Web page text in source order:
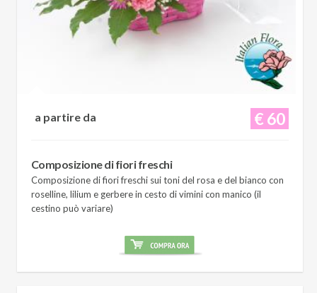
€ 60
a partire da
Composizione di fiori freschi
Composizione di fiori freschi sui toni del rosa e del bianco con
roselline, lilium e gerbere in cesto di vimini con manico (il
cestino può variare)